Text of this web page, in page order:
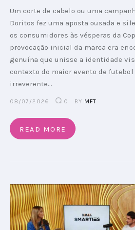
Um corte de cabelo ou uma
Doritos fez uma aposta ousada e
os consumidores às vésperas da
provocação inicial da marca era
genuína que unisse a identidade
contexto do maior evento de futebol
irreverente…
08/07/2026 0 BY MFT
READ MORE